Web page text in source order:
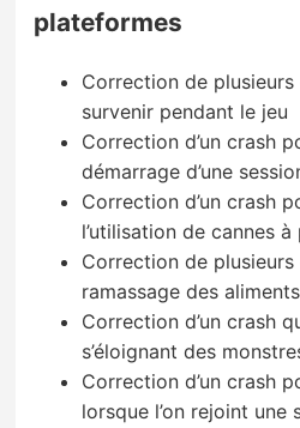
plateformes
Correction de
survenir pendant le jeu
Correction d’un crash
démarrage d’une
Correction d’un crash
l’utilisation de cannes à
Correction de plusieurs
ramassage des aliments
Correction d’un crash
s’éloignant des
Correction d’un crash
lorsque l’on rejoint une